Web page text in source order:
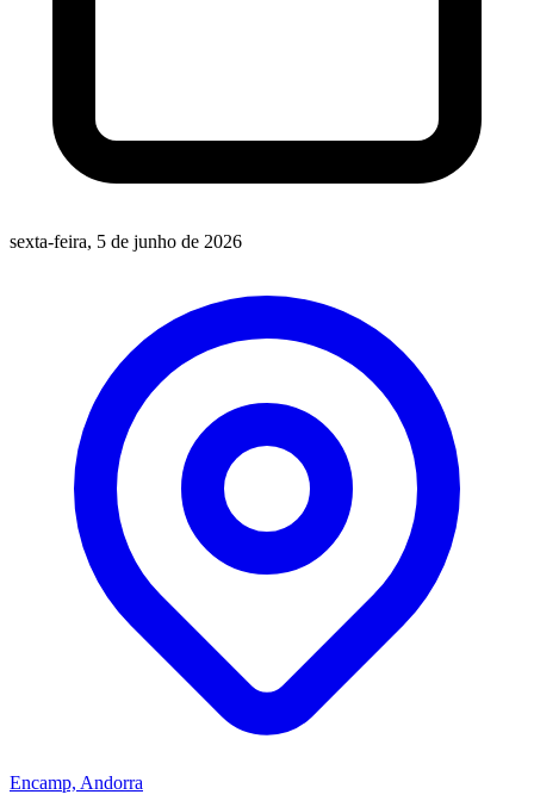
sexta-feira, 5 de junho de 2026
Encamp, Andorra